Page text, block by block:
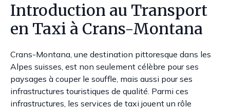
Introduction au Transport
en Taxi à Crans-Montana
Crans-Montana, une destination pittoresque dans les
Alpes suisses, est non seulement célèbre pour ses
paysages à couper le souffle, mais aussi pour ses
infrastructures touristiques de qualité. Parmi ces
infrastructures, les services de taxi jouent un rôle